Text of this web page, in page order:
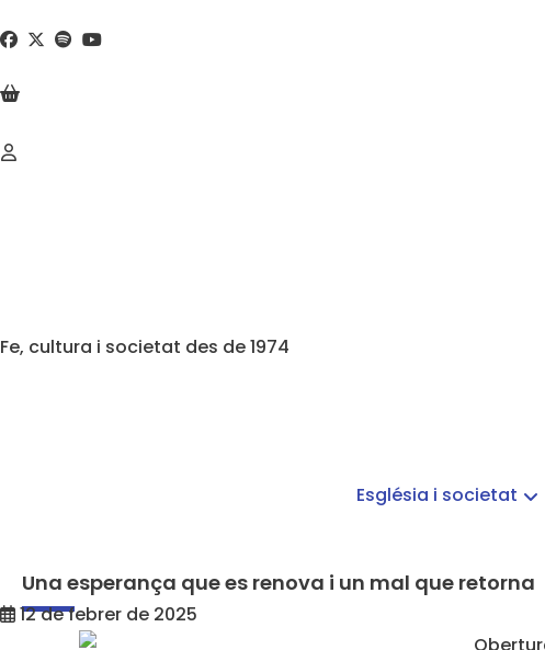
Fe, cultura i societat des de 1974
Església i societat
Una esperança que es renova i un mal que retorna
12 de febrer de 2025